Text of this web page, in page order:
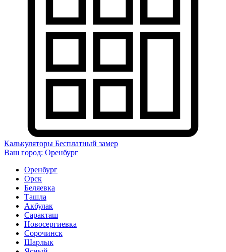
Калькуляторы Бесплатный замер
Ваш город: Оренбург
Оренбург
Орск
Беляевка
Ташла
Акбулак
Саракташ
Новосергиевка
Сорочинск
Шарлык